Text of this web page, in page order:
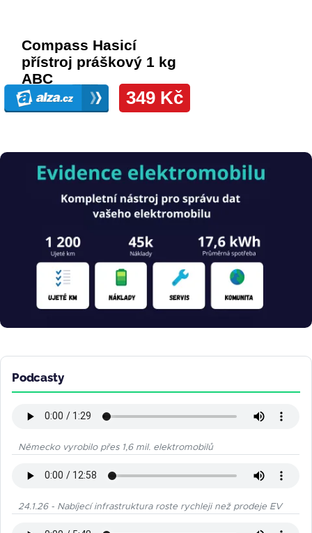
Obrázek
Podcasty
Německo vyrobilo přes 1,6 mil. elektromobilů
24.1.26 - Nabíjecí infrastruktura roste rychleji než prodeje EV